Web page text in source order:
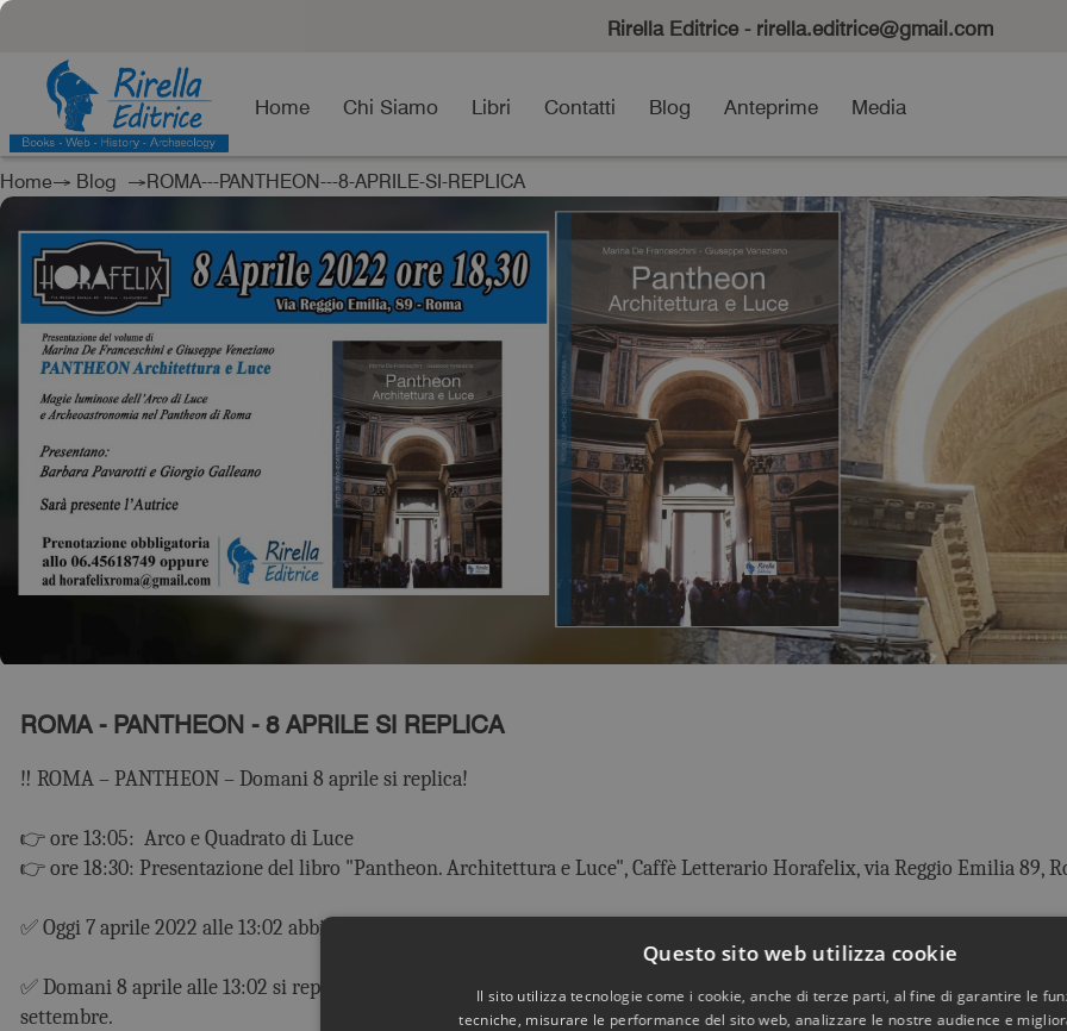
Rirella Editrice - rirella.editrice@gmail.com
Home Chi Siamo Libri Contatti Blog Anteprime Media
Home→ Blog →ROMA---PANTHEON---8-APRILE-SI-REPLICA
ROMA - PANTHEON - 8 APRILE SI REPLICA
‼️ ROMA – PANTHEON – Domani 8 aprile si replica!
👉 ore 13:05: Arco e Quadrato di Luce
👉 ore 18:30: Presentazione del libro "Pantheon. Architettura e Luce", Caffè Letterario Horafelix, via Reggio Emilia 89,
✅ Oggi 7 aprile 2022 alle 13:02 abbiamo visto l'Arco e il Quadrato di Luce. Puntuali come sempre.
✅ Domani 8 aprile alle 13:02 si replica: l'Arco e il Quadrato di Luce si vedranno per l'ultima volta, poi bisognerà aspettare
settembre.
Questo sito web utilizza cookie
Il sito utilizza tecnologie come i cookie, anche di terze parti, al fine di garantire le
tecniche, misurare le performance del sito web, analizzare le nostre audience e